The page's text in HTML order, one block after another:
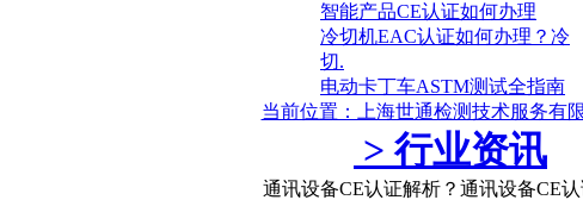
智能产品CE认证如何办理
冷切机EAC认证如何办理？冷
切.
电动卡丁车ASTM测试全指南
当前位置：上海世通检测技术服务有
> 行业资讯
通讯设备CE认证解析？通讯设备CE